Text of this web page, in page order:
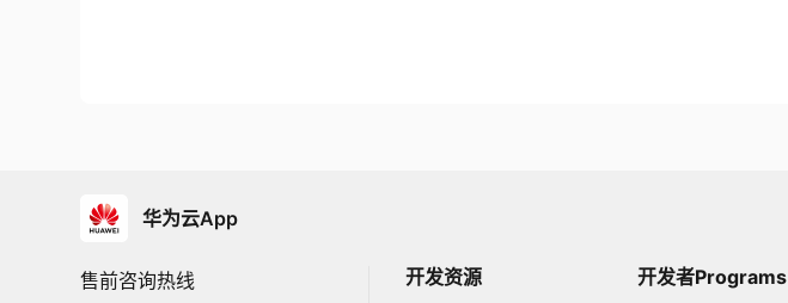
华为云App
售前咨询热线 开发资源 开发者Programs